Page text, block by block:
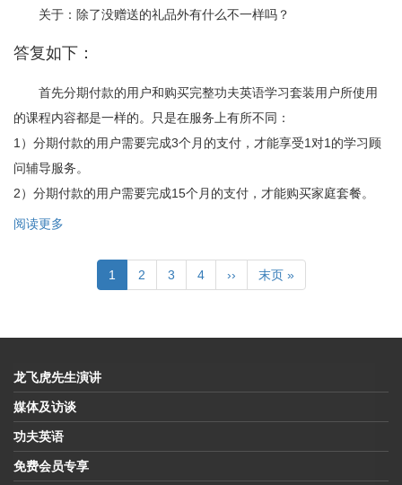
关于：除了没赠送的礼品外有什么不一样吗？
答复如下：
首先分期付款的用户和购买完整功夫英语学习套装用户所使用
的课程内容都是一样的。只是在服务上有所不同：
1）分期付款的用户需要完成3个月的支付，才能享受1对1的学习顾
问辅导服务。
2）分期付款的用户需要完成15个月的支付，才能购买家庭套餐。
阅读更多
没
赠
送
的
品
外
当
前
1 Page
2 Page
3 Page
4
下
一
››
末
页
末页 »
龙飞虎先生演讲
媒体及访谈
功夫英语
免费会员专享